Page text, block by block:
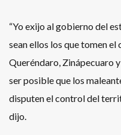
“Yo exijo al gobierno del
sean ellos los que tomen
Queréndaro, Zinápecuaro
ser posible que los
disputen el control del
dijo.